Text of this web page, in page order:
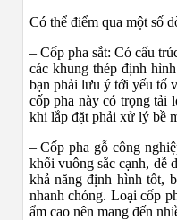
Có thể điểm qua một số
– Cốp pha sắt: Có cấu
các khung thép định
bạn phải lưu ý tới yếu tố
cốp pha này có trọng tải
khi lắp đặt phải xử lý bề
– Cốp pha gỗ công
khối vuông sắc cạnh, dễ
khả năng định hình tốt,
nhanh chóng. Loại cốp
ẩm cao nên mang đến